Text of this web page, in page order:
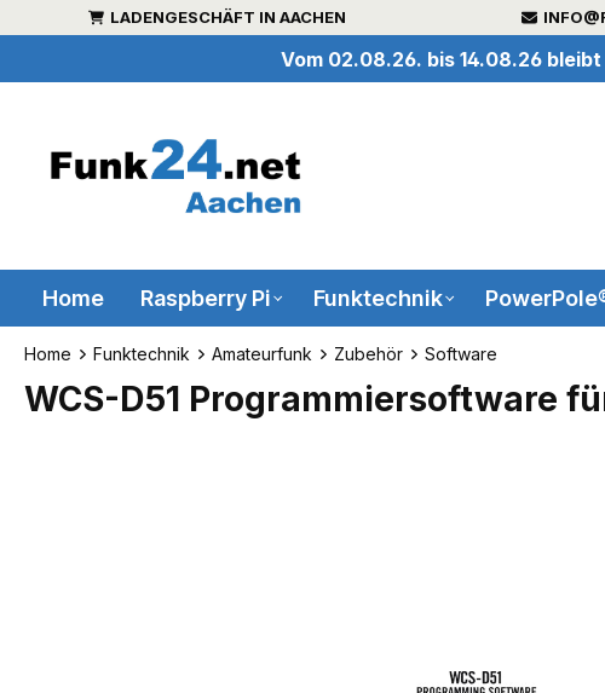
springenLADENGESCHÄFT IN AACHEN
Vom 02.08.26. bis 14.08.26
Home Raspberry Pi Funktechnik
Home Funktechnik Amateurfunk Zubehör Software
WCS-D51 Programmiersoftware